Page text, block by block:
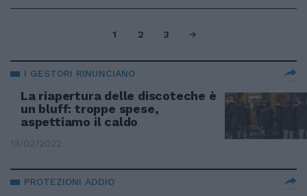
1 2 3
I GESTORI RINUNCIANO
La riapertura delle discoteche è
un bluff: troppe spese,
aspettiamo il caldo
13/02/2022
PROTEZIONI ADDIO